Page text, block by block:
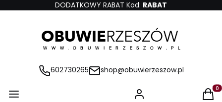
DODATKOWY RABAT Kod: RABAT
602730265 shop@obuwierzeszow.pl